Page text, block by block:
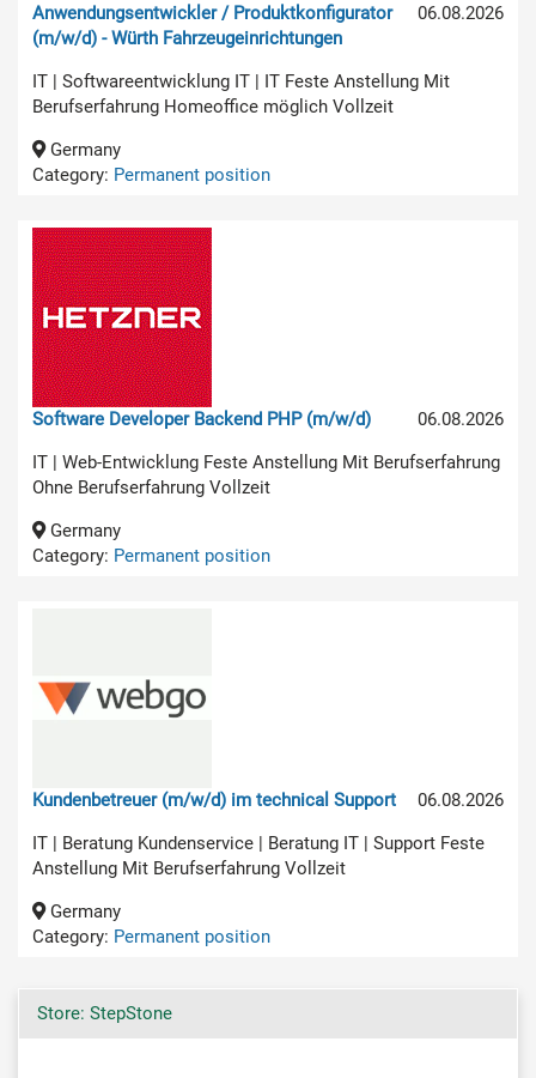
06.08.2026
Anwendungsentwickler / Produktkonfigurator
(m/w/d) - Würth Fahrzeugeinrichtungen
IT | Softwareentwicklung IT | IT Feste Anstellung Mit
Berufserfahrung Homeoffice möglich Vollzeit
Germany
Category: Permanent position
06.08.2026
Software Developer Backend PHP (m/w/d)
IT | Web-Entwicklung Feste Anstellung Mit Berufserfahrung
Ohne Berufserfahrung Vollzeit
Germany
Category: Permanent position
06.08.2026
Kundenbetreuer (m/w/d) im technical Support
IT | Beratung Kundenservice | Beratung IT | Support Feste
Anstellung Mit Berufserfahrung Vollzeit
Germany
Category: Permanent position
Store: StepStone